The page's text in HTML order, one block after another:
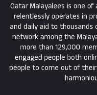
Qatar Malayalees is one
relentlessly operates in
and daily aid to thousands
network among the
more than 129,000
engaged people both
people to come out of